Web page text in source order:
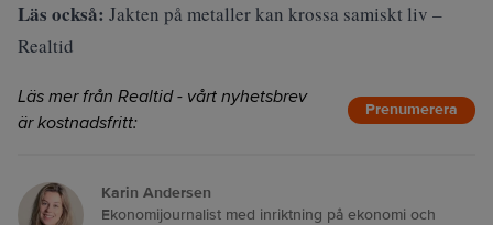
Läs också: Jakten på metaller kan krossa samiskt liv –
Realtid
Läs mer från Realtid - vårt nyhetsbrev
är kostnadsfritt:
Prenumerera
Karin Andersen
Ekonomijournalist med inriktning på ekonomi och